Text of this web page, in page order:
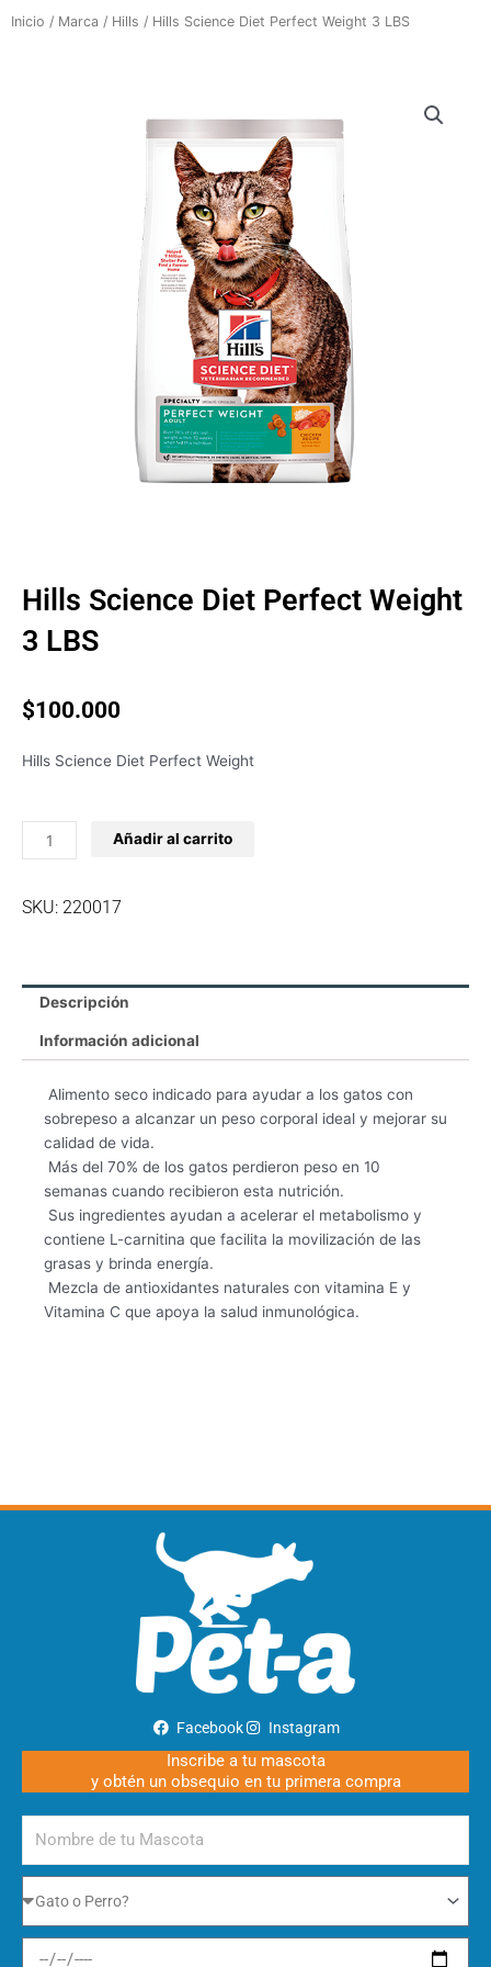
Inicio / Marca / Hills / Hills Science Diet Perfect Weight 3 LBS
Hills Science Diet Perfect Weight
3 LBS
$100.000
Hills Science Diet Perfect Weight
Hills
Science
Perfect
cantidad
Añadir al carrito
SKU: 220017
Descripción
Información adicional
 Alimento seco indicado para ayudar a los gatos con
sobrepeso a alcanzar un peso corporal ideal y mejorar su
calidad de vida.
 Más del 70% de los gatos perdieron peso en 10
semanas cuando recibieron esta nutrición.
 Sus ingredientes ayudan a acelerar el metabolismo y
contiene L-carnitina que facilita la movilización de las
grasas y brinda energía.
 Mezcla de antioxidantes naturales con vitamina E y
Vitamina C que apoya la salud inmunológica.
Facebook Instagram
Inscribe a tu mascota
y obtén un obsequio en tu primera compra
de
tu
Mascota
Perro